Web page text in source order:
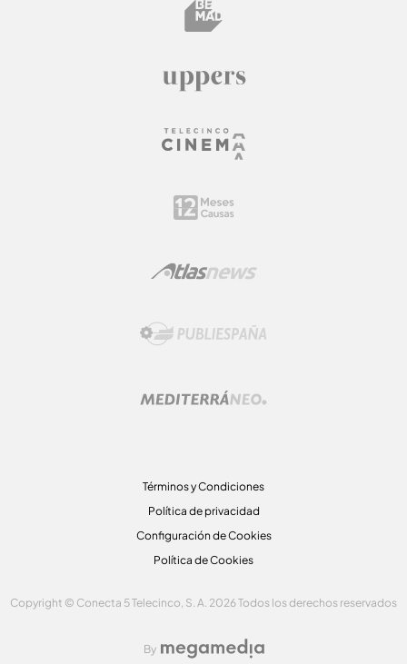
Términos y Condiciones
Política de privacidad
Configuración de Cookies
Política de Cookies
Copyright © Conecta 5 Telecinco, S. A. 2026 Todos los derechos reservados
By